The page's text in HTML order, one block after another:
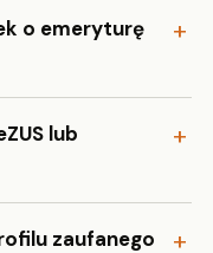
o emeryturę
lub
zaufanego